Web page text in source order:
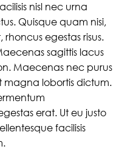
nisl nec urna
Quisque quam nisi,
egestas risus.
sagittis lacus
Maecenas nec purus
magna lobortis dictum.
erat. Ut eu justo
facilisis